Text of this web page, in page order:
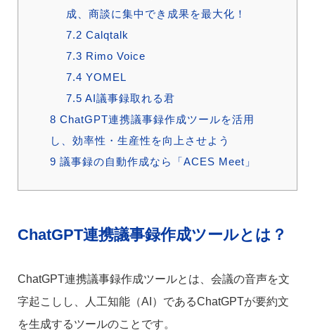
成、商談に集中でき成果を最大化！
7.2 Calqtalk
7.3 Rimo Voice
7.4 YOMEL
7.5 AI議事録取れる君
8 ChatGPT連携議事録作成ツールを活用
し、効率性・生産性を向上させよう
9 議事録の自動作成なら「ACES Meet」
ChatGPT連携議事録作成ツールとは？
ChatGPT連携議事録作成ツールとは、会議の音声を文
字起こしし、人工知能（AI）であるChatGPTが要約文
を生成するツールのことです。